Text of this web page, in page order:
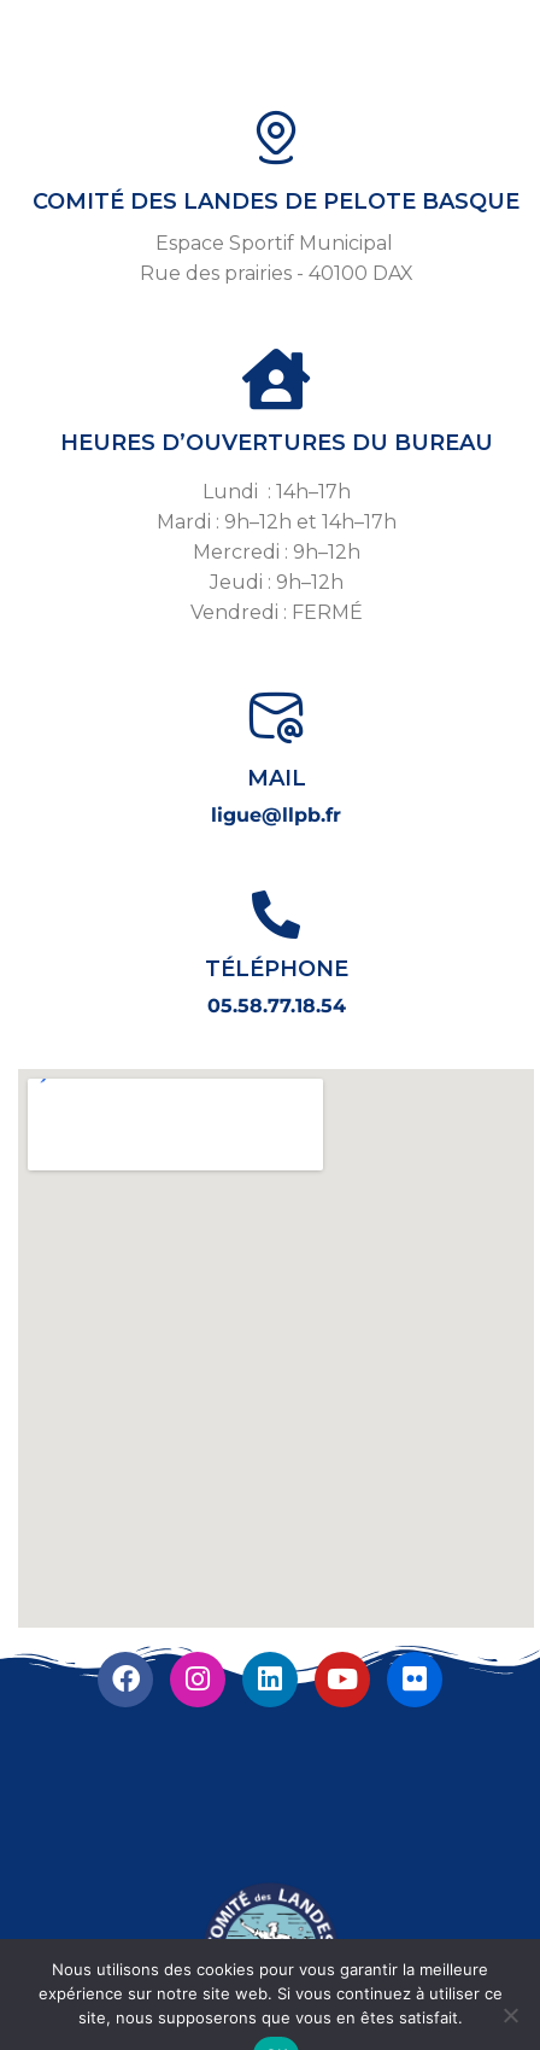
COMITÉ DES LANDES DE PELOTE BASQUE
Espace Sportif Municipal
Rue des prairies - 40100 DAX
HEURES D’OUVERTURES DU BUREAU
Lundi : 14h–17h
Mardi : 9h–12h et 14h–17h
Mercredi : 9h–12h
Jeudi : 9h–12h
Vendredi : FERMÉ
MAIL
ligue@llpb.fr
TÉLÉPHONE
05.58.77.18.54
Nous utilisons des cookies pour vous garantir la meilleure
expérience sur notre site web. Si vous continuez à utiliser ce
site, nous supposerons que vous en êtes satisfait.